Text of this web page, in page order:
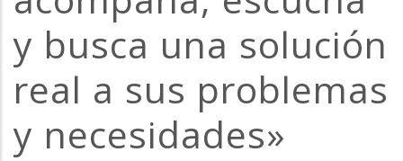
y busca una solución
real a sus problemas
y necesidades»